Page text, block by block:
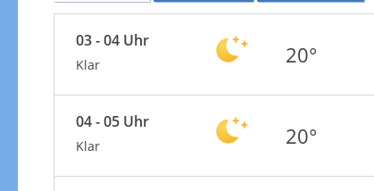
03 - 04 Uhr
Klar 20°
04 - 05 Uhr
Klar 20°